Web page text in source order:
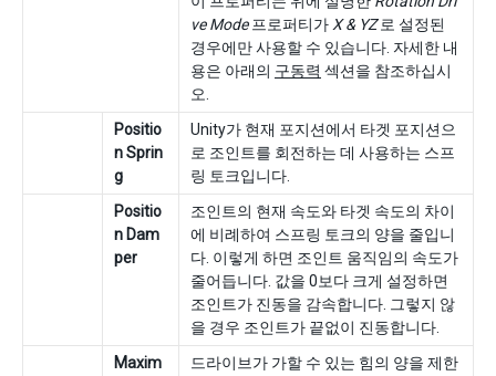
ve Mode프로퍼티가X & YZ로 설정된
경우에만 사용할 수 있습니다. 자세한 내
용은 아래의 구동력 섹션을 참조하십시
오.
Positio
n Sprin
g
Unity가 현재 포지션에서 타겟 포지션으
로 조인트를 회전하는 데 사용하는 스프
링 토크입니다.
Positio
n Dam
per
조인트의 현재 속도와 타겟 속도의 차이
에 비례하여 스프링 토크의 양을 줄입니
다. 이렇게 하면 조인트 움직임의 속도가
줄어듭니다. 값을 0보다 크게 설정하면
조인트가 진동을 감속합니다. 그렇지 않
을 경우 조인트가 끝없이 진동합니다.
Maxim
드라이브가 가할 수 있는 힘의 양을 제한